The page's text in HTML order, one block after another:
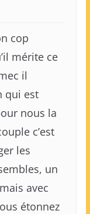
cop
mérite ce
il
qui est
nous la
c’est
les
un
avec
étonnez